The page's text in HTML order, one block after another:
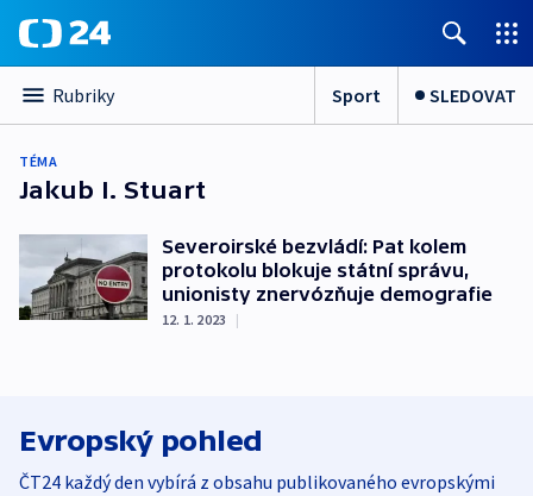
Rubriky Sport SLEDOVAT
TÉMA
Jakub I. Stuart
Severoirské bezvládí: Pat kolem
protokolu blokuje státní správu,
unionisty znervózňuje demografie
12. 1. 2023 |
Evropský pohled
ČT24 každý den vybírá z obsahu publikovaného evropskými